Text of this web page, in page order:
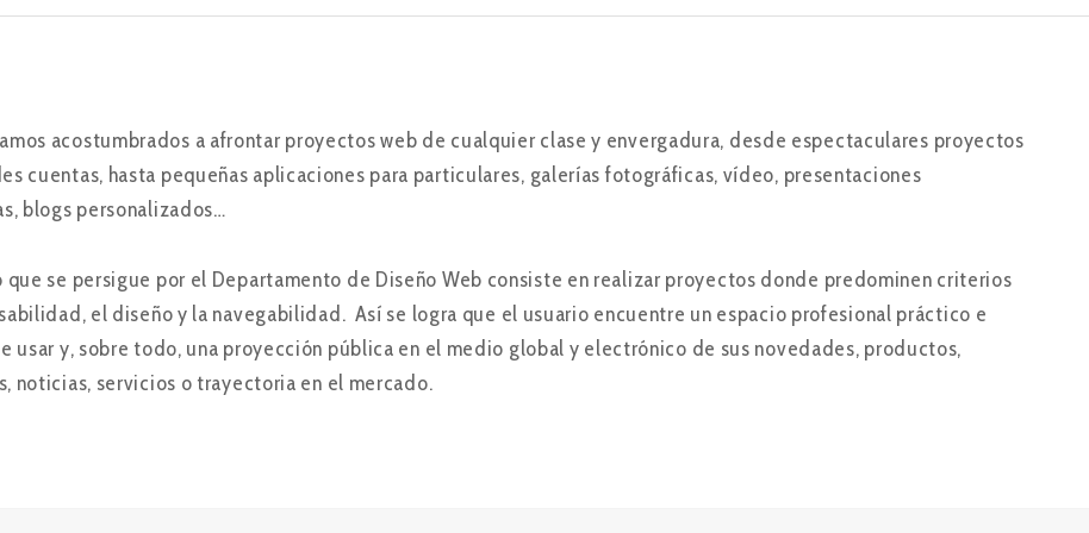
acostumbrados a afrontar proyectos web de cualquier clase y envergadura, desde espectaculares proyectos
cuentas, hasta pequeñas aplicaciones para particulares, galerías fotográficas, vídeo, presentaciones
blogs personalizados…
que se persigue por el Departamento de Diseño Web consiste en realizar proyectos donde predominen criterios
el diseño y la navegabilidad. Así se logra que el usuario encuentre un espacio profesional práctico e
usar y, sobre todo, una proyección pública en el medio global y electrónico de sus novedades, productos,
noticias, servicios o trayectoria en el mercado.